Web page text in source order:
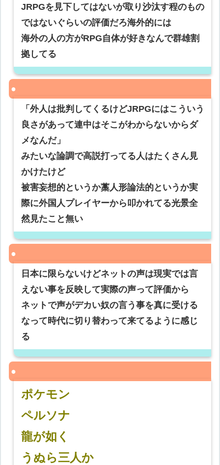
JRPGを見下してはないが取り沙汰す程のもの
ではないぐらいの評価だろ海外的には
海外の人の方がRPG自体が好きなんで群雄割
拠してる
「外人は批判してくるけどJRPGにはこういう
良さがあって連中はそこがわからないからダ
メなんだ」
みたいな論調で高説打ってる人はたくさん見
かけたけど
被害妄想的というか藁人形論法的というか実
際に外国人プレイヤーから叩かれてる光景全
然見たこと無い
日本に限らないけどネットの声は現実では言
えない事を反映して実際の声って評価から
ネットで声がデカい奴の言う事を真に受ける
なって時代に切り替わって来てるように感じ
る
ポケモン
ペルソナ
龍が如く
うぬら三人か